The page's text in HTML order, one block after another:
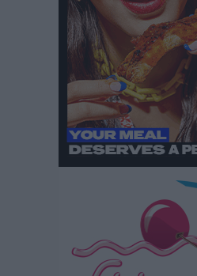
Αστυπάλαια: Το φως που
Τοπικές Ειδήσεις πριν 2 ώρες
Τουρισμός: «Φτωχός
Ειδήσεις• πριν 2 ώρες
Έφυγε από τη ζωή ο επί σειρά
ιερό Ναό του Αγίου
πριν 20 ώρες
Αποκαλυπτήρια για την